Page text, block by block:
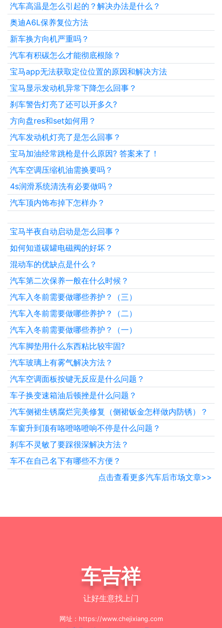
汽车高温是怎么引起的？解决办法是什么？
奥迪A6L保养复位方法
新车换方向机严重吗？
汽车有积碳怎么才能彻底根除？
宝马app无法获取定位位置的原因和解决方法
宝马显示发动机异常下降怎么回事？
刹车警告灯亮了还可以开多久?
方向盘res和set如何用？
汽车发动机灯亮了是怎么回事？
宝马加油经常跳枪是什么原因? 答案来了！
汽车空调压缩机油需换要吗？
4s润滑系统清洗有必要做吗？
汽车顶内饰布掉下怎样办？
宝马半夜自动启动是怎么回事？
如何知道碳罐电磁阀的好坏？
混动车的优缺点是什么？
汽车第二次保养一般在什么时候？
汽车入冬前需要做哪些养护？（三）
汽车入冬前需要做哪些养护？（二）
汽车入冬前需要做哪些养护？（一）
汽车脚垫用什么东西粘比较牢固?
汽车玻璃上有雾气解决方法？
汽车空调面板按键无反应是什么问题？
车子换变速箱油后顿挫是什么问题？
汽车侧裙生锈腐烂完美修复（侧裙钣金怎样做内防锈）？
车窗升到顶有咯噔咯噔响不停是什么问题？
刹车不灵敏了要踩很深解决方法？
车不在自己名下有哪些不方便？
点击查看更多汽车后市场文章>>
车吉祥
让好生意找上门
网址：https://www.chejixiang.com